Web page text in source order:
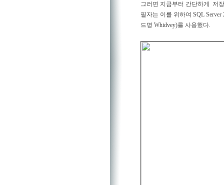
그러면 지금부터 간단하게 저
필자는 이를 위하여 SQL Server
드명 Whidvey)를 사용했다.